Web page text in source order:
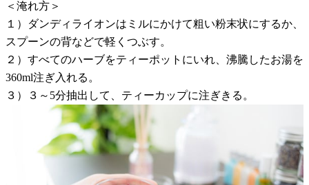
＜淹れ方＞
１）ダンディライオンはミルにかけて粗い粉末状にするか、
スプーンの背などで軽くつぶす。
２）すべてのハーブをティーポットにいれ、沸騰したお湯を
360ml注ぎ入れる。
３）３～5分抽出して、ティーカップに注ぎきる。